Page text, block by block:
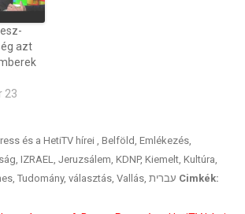
azt
23
és a HetiTV hírei , Belföld, Emlékezés,
, IZRAEL, Jeruzsálem, KDNP, Kiemelt, Kultúra,
, Tudomány, választás, Vallás, עברית Cimkék: